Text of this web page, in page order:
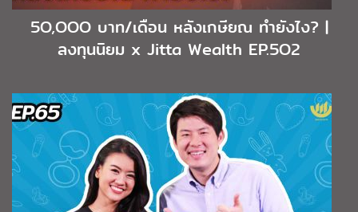
5O,OOO บาท/เดือน หลังเกษียณ ทำยังไง? |
ลงทุนนิยม x Jitta Wealth EP.5O2